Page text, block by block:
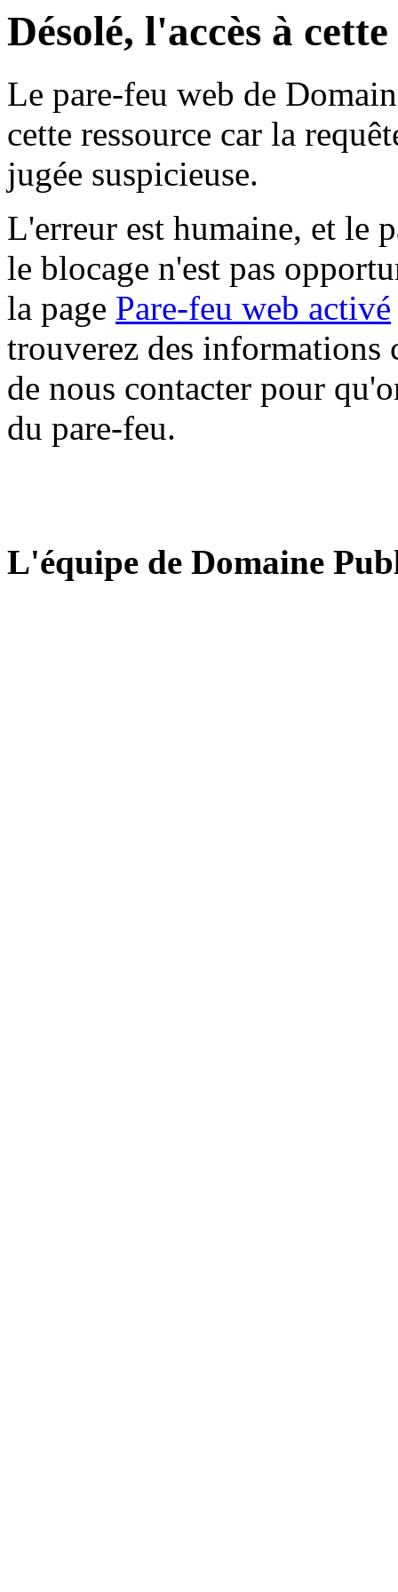
Désolé, l'accès à
Le pare-feu web de
cette ressource car la
jugée suspicieuse.
L'erreur est humaine, et le
le blocage n'est pas
la page Pare-feu web activé
trouverez des informations
de nous contacter pour
du pare-feu.
L'équipe de Domaine